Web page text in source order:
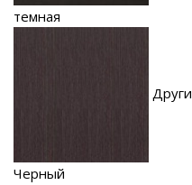
темная
Черный